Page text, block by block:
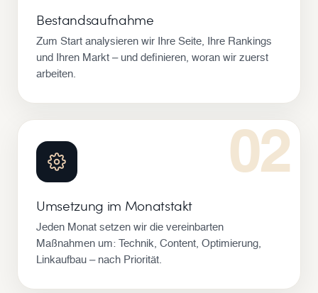
Bestandsaufnahme
Zum Start analysieren wir Ihre Seite, Ihre Rankings
und Ihren Markt – und definieren, woran wir zuerst
arbeiten.
02
Umsetzung im Monatstakt
Jeden Monat setzen wir die vereinbarten
Maßnahmen um: Technik, Content, Optimierung,
Linkaufbau – nach Priorität.